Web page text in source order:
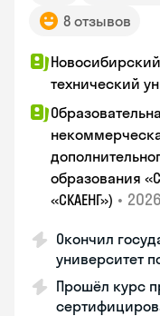
8 отзывов
технический
образования
«СКАЕНГ») •
Окончил
университет
Прошёл курс